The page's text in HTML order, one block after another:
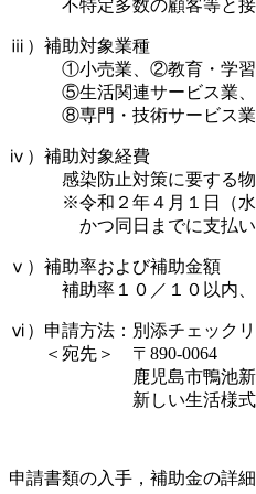
不特定多数の顧客等と接触
ⅲ）補助対象業種
①小売業、②教育・学習支
⑤生活関連サービス業、⑥
⑧専門・技術サービス業、
ⅳ）補助対象経費
感染防止対策に要する物
※令和２年４月１日（水）
かつ同日までに支払い
ⅴ）補助率および補助金額
補助率１０／１０以内、
ⅵ）申請方法：別添チェック
＜宛先＞ 〒890-0064
鹿児島市鴨池新町14
新しい生活様式に対応
申請書類の入手，補助金の詳